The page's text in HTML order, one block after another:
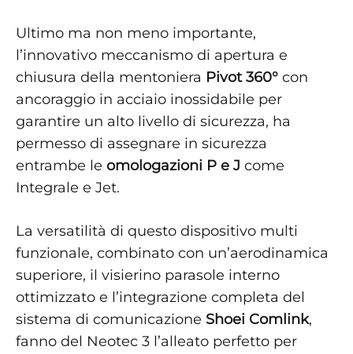
Ultimo ma non meno importante,
l’innovativo meccanismo di apertura e
chiusura della mentoniera Pivot 360° con
ancoraggio in acciaio inossidabile per
garantire un alto livello di sicurezza, ha
permesso di assegnare in sicurezza
entrambe le omologazioni P e J come
Integrale e Jet.
La versatilità di questo dispositivo multi
funzionale, combinato con un’aerodinamica
superiore, il visierino parasole interno
ottimizzato e l’integrazione completa del
sistema di comunicazione Shoei Comlink,
fanno del Neotec 3 l’alleato perfetto per